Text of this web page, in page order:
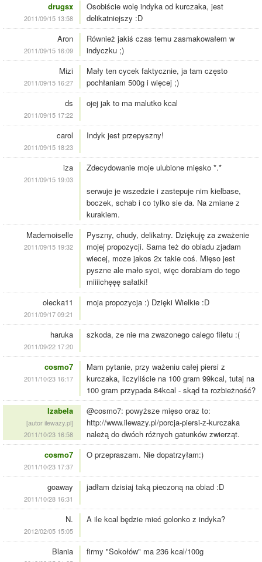
drugsx
2011/09/15 13:58
Osobiście wolę indyka od kurczaka, jest
delikatniejszy :D
Aron
2011/09/15 16:09
Również jakiś czas temu zasmakowałem w
indyczku ;)
Mizi
2011/09/15 16:27
Mały ten cycek faktycznie, ja tam często
pochłaniam 500g i więcej ;)
ds
2011/09/15 17:22
ojej jak to ma malutko kcal
carol
2011/09/15 18:23
Indyk jest przepyszny!
iza
2011/09/15 19:03
Zdecydowanie moje ulubione mięsko *.*
serwuje je wszedzie i zastepuje nim kielbase,
boczek, schab i co tylko sie da. Na zmiane z
kurakiem.
Mademoiselle
2011/09/15 19:32
Pyszny, chudy, delikatny. Dziękuję za zważenie
mojej propozycji. Sama też do obiadu zjadam
wiecej, moze jakos 2x takie coś. Mięso jest
pyszne ale mało syci, więc dorabiam do tego
miiiichęęę sałatki!
olecka11
2011/09/17 09:21
moja propozycja :) Dzięki Wielkie :D
haruka
2011/09/22 17:20
szkoda, ze nie ma zwazonego calego filetu :(
cosmo7
2011/10/23 16:17
Mam pytanie, przy ważeniu całej piersi z
kurczaka, liczyliście na 100 gram 99kcal, tutaj na
100 gram przypada 84kcal - skąd ta rozbieżność?
Izabela
[autor ilewazy.pl]
2011/10/23 16:58
@cosmo7: powyższe mięso oraz to:
http://www.ilewazy.pl/porcja-piersi-z-kurczaka
należą do dwóch różnych gatunków zwierząt.
cosmo7
2011/10/23 17:37
O przepraszam. Nie dopatrzyłam:)
goaway
2011/10/28 16:31
jadłam dzisiaj taką pieczoną na obiad :D
N.
2012/02/05 15:05
A ile kcal będzie mieć golonko z indyka?
Blania firmy "Sokołów" ma 236 kcal/100g